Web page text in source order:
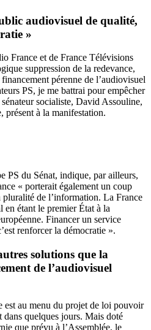
audiovisuel de qualité,
»
France et de France Télévisions
suppression de la redevance,
pérenne de l’audiovisuel
PS, je me battrai pour empêcher
socialiste, David Assouline,
présent à la manifestation.
PS du Sénat, indique, par ailleurs,
« porterait également un coup
de l’information. La France
en étant le premier État à la
Financer un service
renforcer la démocratie ».
solutions que la
de l’audiovisuel
est au menu du projet de loi pouvoir
dans quelques jours. Mais doté
que prévu à l’Assemblée, le